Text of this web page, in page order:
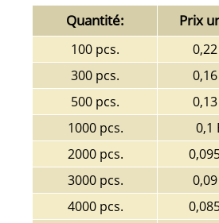
Quantité: Prix
100 pcs.
300 pcs.
500 pcs.
1000 pcs.
0,1
2000 pcs.
3000 pcs.
4000 pcs.